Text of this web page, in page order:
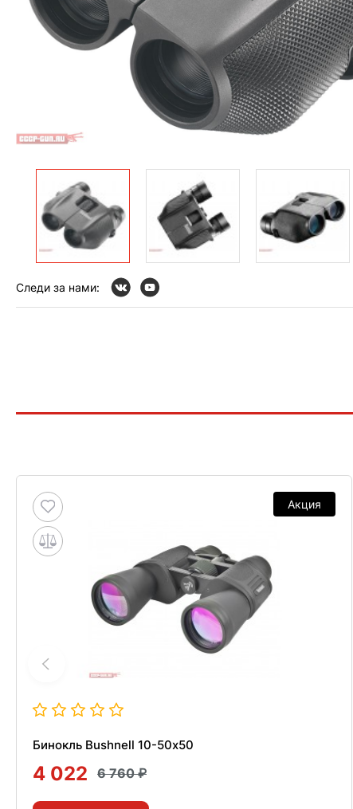
Следи за нами:
Акция
Бинокль Bushnell 10-50х50
4 022 6 760